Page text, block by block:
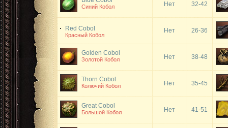
Синий Кобол Нет 32-42
Red Cobol
Красный Кобол
Нет 26-36
Golden Cobol
Золотой Кобол Нет 38-48
Thorn Cobol
Колючий Кобол Нет 35-45
Great Cobol
Большой Кобол Нет 41-51